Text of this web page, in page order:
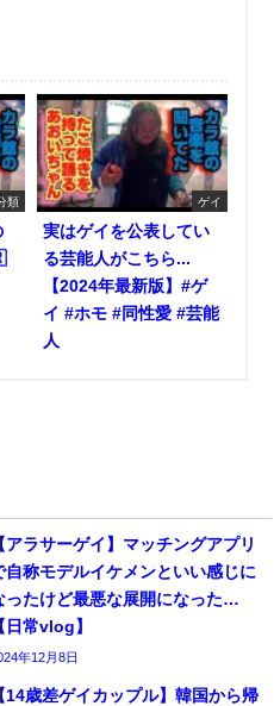
類 ゲイ
実はゲイを公表してい
る芸能人がこちら...
【2024年最新版】#ゲ
イ #ホモ #同性愛 #芸能
人
アラサーゲイ】マッチングアプリ
自称モデルイケメンといい感じに
ったけど最悪な展開になった…
日常vlog】
年12月8日
14歳差ゲイカップル】韓国から帰